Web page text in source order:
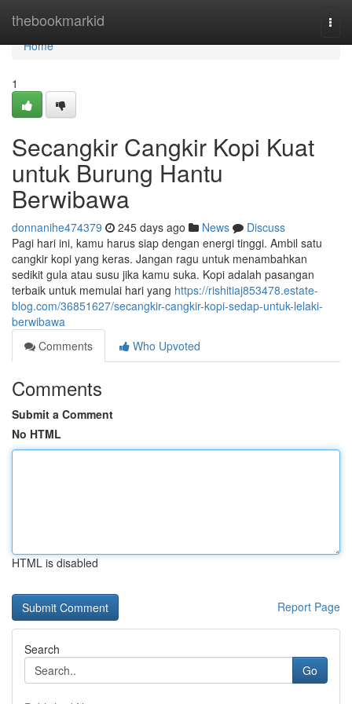
thebookmarkid
Home
Home
1
Secangkir Cangkir Kopi Kuat
untuk Burung Hantu
Berwibawa
donnanihe474379 245 days ago News
Discuss
Pagi hari ini, kamu harus siap dengan energi tinggi. Ambil satu
cangkir kopi yang keras. Jangan ragu untuk menambahkan
sedikit gula atau susu jika kamu suka. Kopi adalah pasangan
terbaik untuk memulai hari yang https://rishitiaj853478.estate-
blog.com/36851627/secangkir-cangkir-kopi-sedap-untuk-lelaki-
berwibawa
Comments
Who Upvoted
Comments
Submit a Comment
No HTML
HTML is disabled
Report Page
Search
Go